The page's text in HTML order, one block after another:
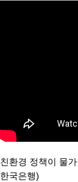
친환경 정책이 물
한국은행)